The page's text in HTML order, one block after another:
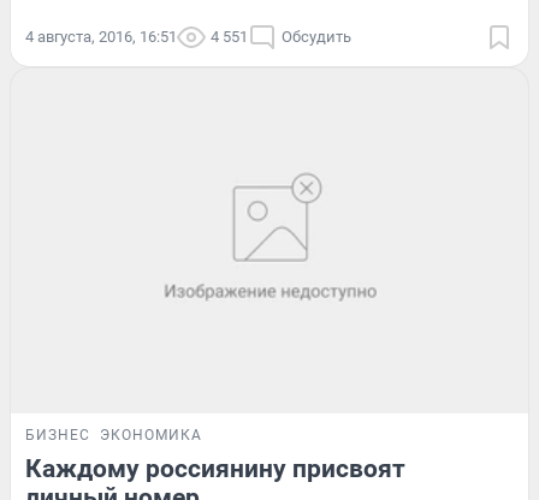
4 августа, 2016, 16:51 4 551 Обсудить
БИЗНЕС ЭКОНОМИКА
Каждому россиянину присвоят